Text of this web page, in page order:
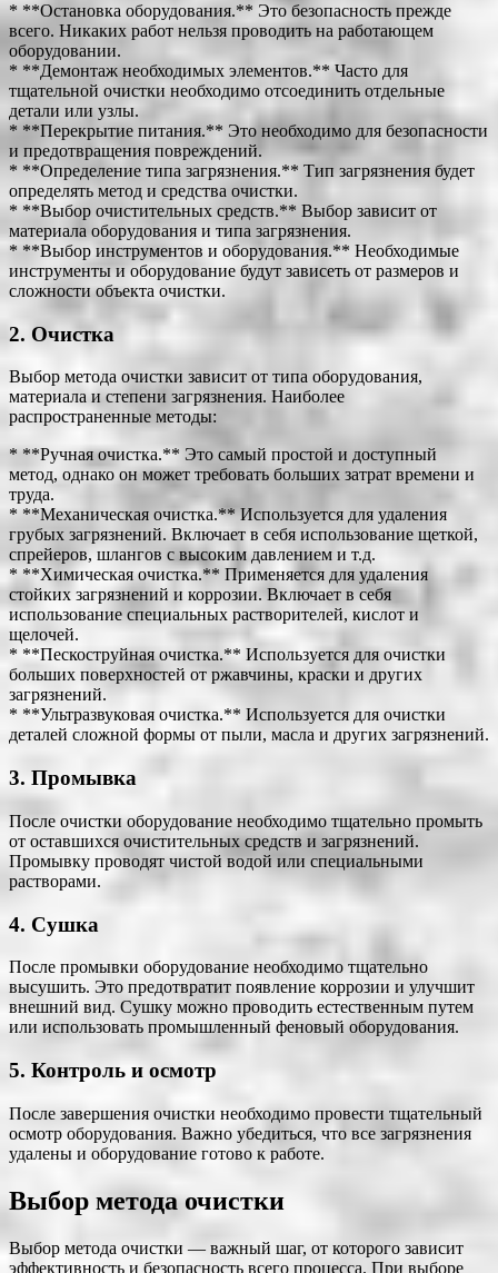
* **Остановка оборудования.** Это безопасность прежде
всего. Никаких работ нельзя проводить на работающем
оборудовании.
* **Демонтаж необходимых элементов.** Часто для
тщательной очистки необходимо отсоединить отдельные
детали или узлы.
* **Перекрытие питания.** Это необходимо для безопасности
и предотвращения повреждений.
* **Определение типа загрязнения.** Тип загрязнения будет
определять метод и средства очистки.
* **Выбор очистительных средств.** Выбор зависит от
материала оборудования и типа загрязнения.
* **Выбор инструментов и оборудования.** Необходимые
инструменты и оборудование будут зависеть от размеров и
сложности объекта очистки.
2. Очистка
Выбор метода очистки зависит от типа оборудования,
материала и степени загрязнения. Наиболее
распространенные методы:
* **Ручная очистка.** Это самый простой и доступный
метод, однако он может требовать больших затрат времени и
труда.
* **Механическая очистка.** Используется для удаления
грубых загрязнений. Включает в себя использование щеткой,
спрейеров, шлангов с высоким давлением и т.д.
* **Химическая очистка.** Применяется для удаления
стойких загрязнений и коррозии. Включает в себя
использование специальных растворителей, кислот и
щелочей.
* **Пескоструйная очистка.** Используется для очистки
больших поверхностей от ржавчины, краски и других
загрязнений.
* **Ультразвуковая очистка.** Используется для очистки
деталей сложной формы от пыли, масла и других загрязнений.
3. Промывка
После очистки оборудование необходимо тщательно промыть
от оставшихся очистительных средств и загрязнений.
Промывку проводят чистой водой или специальными
растворами.
4. Сушка
После промывки оборудование необходимо тщательно
высушить. Это предотвратит появление коррозии и улучшит
внешний вид. Сушку можно проводить естественным путем
или использовать промышленный феновый оборудования.
5. Контроль и осмотр
После завершения очистки необходимо провести тщательный
осмотр оборудования. Важно убедиться, что все загрязнения
удалены и оборудование готово к работе.
Выбор метода очистки
Выбор метода очистки — важный шаг, от которого зависит
эффективность и безопасность всего процесса. При выборе